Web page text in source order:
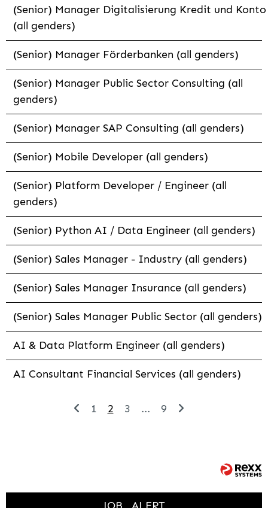
(Senior) Manager Digitalisierung Kredit und Konto
(all genders)
(Senior) Manager Förderbanken (all genders)
(Senior) Manager Public Sector Consulting (all
genders)
(Senior) Manager SAP Consulting (all genders)
(Senior) Mobile Developer (all genders)
(Senior) Platform Developer / Engineer (all
genders)
(Senior) Python AI / Data Engineer (all genders)
(Senior) Sales Manager - Industry (all genders)
(Senior) Sales Manager Insurance (all genders)
(Senior) Sales Manager Public Sector (all genders)
AI & Data Platform Engineer (all genders)
AI Consultant Financial Services (all genders)
1 2 3 ... 9